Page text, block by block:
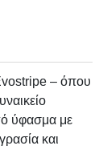
– όπου
ύφασμα με
και